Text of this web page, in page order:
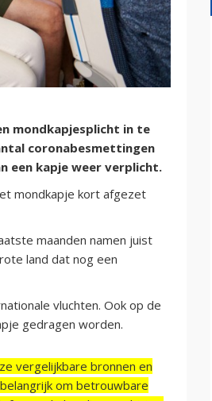
mondkapjesplicht in te
coronabesmettingen
een kapje weer verplicht.
mondkapje kort afgezet
maanden namen juist
land dat nog een
vluchten. Ook op de
gedragen worden.
vergelijkbare bronnen en
om betrouwbare